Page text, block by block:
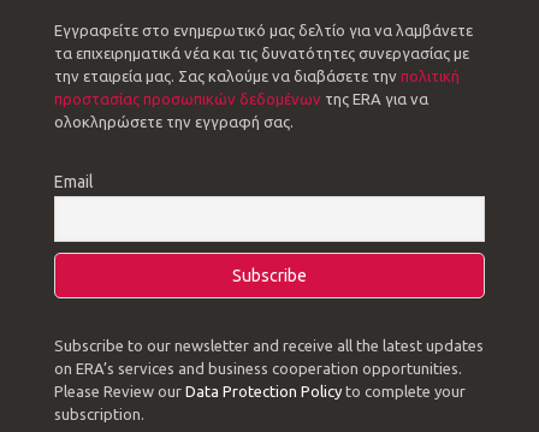
Εγγραφείτε στο ενημερωτικό μας δελτίο για να λαμβάνετε
τα επιχειρηματικά νέα και τις δυνατότητες συνεργασίας με
την εταιρεία μας. Σας καλούμε να διαβάσετε την πολιτική
προστασίας προσωπικών δεδομένων της ERA για να
ολοκληρώσετε την εγγραφή σας.
Email
Subscribe to our newsletter and receive all the latest updates
on ERA’s services and business cooperation opportunities.
Please Review our Data Protection Policy to complete your
subscription.